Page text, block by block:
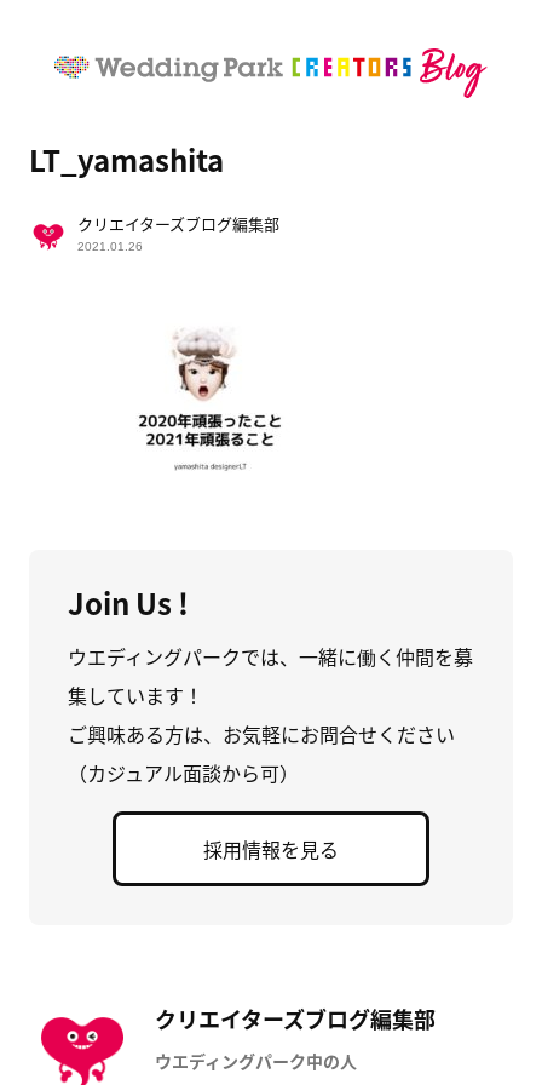
LT_yamashita
クリエイターズブログ編集部
2021.01.26
Join Us !
ウエディングパークでは、一緒に働く仲間を募
集しています！
ご興味ある方は、お気軽にお問合せください
（カジュアル面談から可）
採用情報を見る
クリエイターズブログ編集部
ウエディングパーク中の人